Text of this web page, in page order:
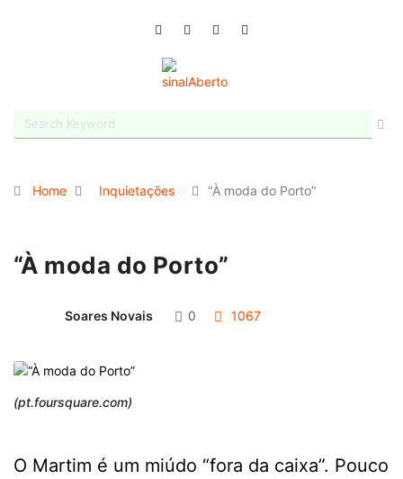
Home Inquietações “À moda do Porto”
“À moda do Porto”
Soares Novais 0 1067
(pt.foursquare.com)
O Martim é um miúdo “fora da caixa”. Pouco